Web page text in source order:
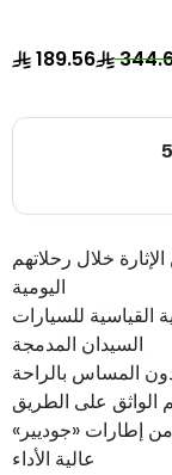
189.56
خلال رحلاتهم
اليومية
القياسية للسيارات
السيدان المدمجة
المساس بالراحة
الواثق على الطريق
إطارات «جوديير»
عالية الأداء